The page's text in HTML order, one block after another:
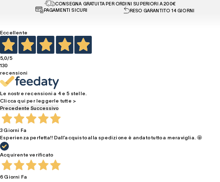
CONSEGNA GRATUITA PER ORDINI SUPERIORI A 200€
PAGAMENTI SICURI
RESO GARANTITO 14 GIORNI
Eccellente
5,0/5
130
recensioni
Le nostre recensioni a 4 e 5 stelle.
Clicca qui per leggerle tutte >
Precedente Successivo
3 Giorni Fa
Esperienza perfetta!! Dall’acquisto alla spedizione è andato tutto a meraviglia. 🤩
Acquirente verificato
6 Giorni Fa